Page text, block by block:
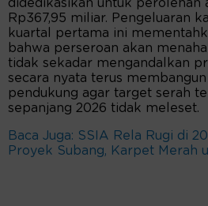
didedikasikan untuk perolehan
Rp367,95 miliar. Pengeluaran
kuartal pertama ini
bahwa perseroan akan
tidak sekadar mengandalkan
secara nyata terus
pendukung agar target serah
sepanjang 2026 tidak meleset.
Baca Juga: SSIA Rela Rugi di
Proyek Subang, Karpet Merah